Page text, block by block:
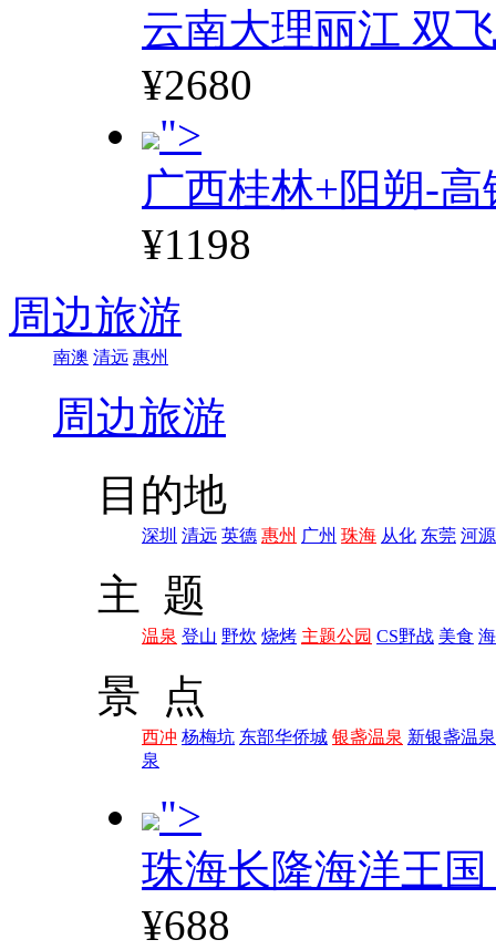
云南大理丽江 双
¥2680
">
广西桂林+阳朔-高
¥1198
周边旅游
南澳 清远 惠州
周边旅游
目的地
深圳 清远 英德 惠州 广州 珠海 从化 东莞 河源
主 题
温泉 登山 野炊 烧烤 主题公园 CS野战 美食
景 点
西冲 杨梅坑 东部华侨城 银盏温泉 新银盏温泉
泉
">
珠海长隆海洋王
¥688